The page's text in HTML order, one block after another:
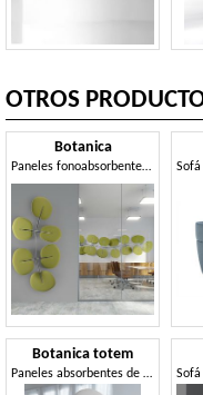
OTROS
Botanica
Paneles fonoabsorbentes en forma de hoja.
Botanica totem
Paneles absorbentes de sonido independientes